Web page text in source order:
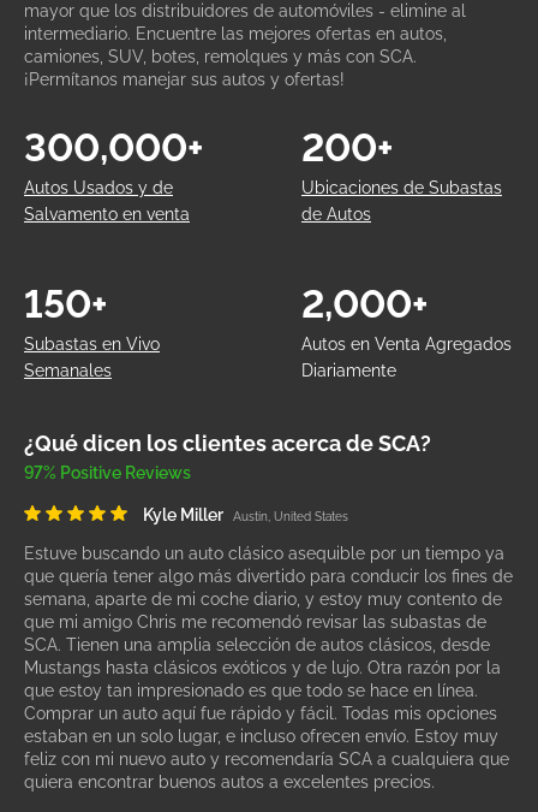
mayor que los distribuidores de automóviles - elimine al
intermediario. Encuentre las mejores ofertas en autos,
camiones, SUV, botes, remolques y más con SCA.
¡Permítanos manejar sus autos y ofertas!
Autos Usados y de
Salvamento en venta
300,000+
Ubicaciones de Subastas
de Autos
200+
Subastas en Vivo
Semanales
150+
Autos en Venta Agregados
Diariamente
2,000+
¿Qué dicen los clientes acerca de SCA?
97% Positive Reviews
Kyle Miller Austin, United States
Estuve buscando un auto clásico asequible por un tiempo ya
que quería tener algo más divertido para conducir los fines de
semana, aparte de mi coche diario, y estoy muy contento de
que mi amigo Chris me recomendó revisar las subastas de
SCA. Tienen una amplia selección de autos clásicos, desde
Mustangs hasta clásicos exóticos y de lujo. Otra razón por la
que estoy tan impresionado es que todo se hace en línea.
Comprar un auto aquí fue rápido y fácil. Todas mis opciones
estaban en un solo lugar, e incluso ofrecen envío. Estoy muy
feliz con mi nuevo auto y recomendaría SCA a cualquiera que
quiera encontrar buenos autos a excelentes precios.